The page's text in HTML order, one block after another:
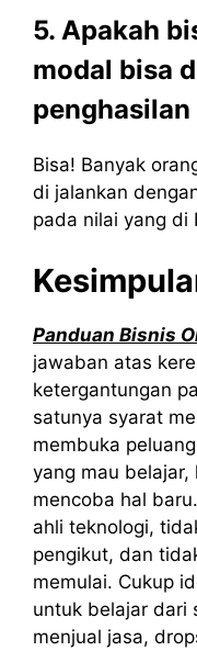
5. Apakah
modal bisa
penghasilan
Bisa! Banyak
di jalankan
pada nilai yang di
Panduan Bisnis
jawaban atas
ketergantungan
satunya syarat
membuka
yang mau
mencoba hal
ahli teknologi,
pengikut, dan
memulai. Cukup
untuk belajar dari
menjual jasa,